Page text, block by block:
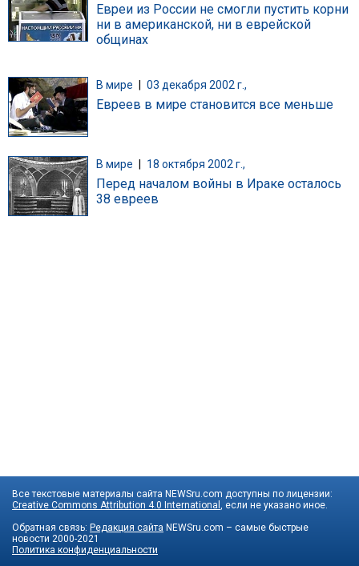
Евреи из России не смогли пустить корни
ни в американской, ни в еврейской
общинах
В мире 03 декабря 2002 г.,
Евреев в мире становится все меньше
В мире 18 октября 2002 г.,
Перед началом войны в Ираке осталось
38 евреев
Все текстовые материалы сайта NEWSru.com доступны по лицензии:
Creative Commons Attribution 4.0 International , если не указано иное.
Обратная связь: Редакция сайта NEWSru.com – самые быстрые
новости 2000-2021
Политика конфиденциальности